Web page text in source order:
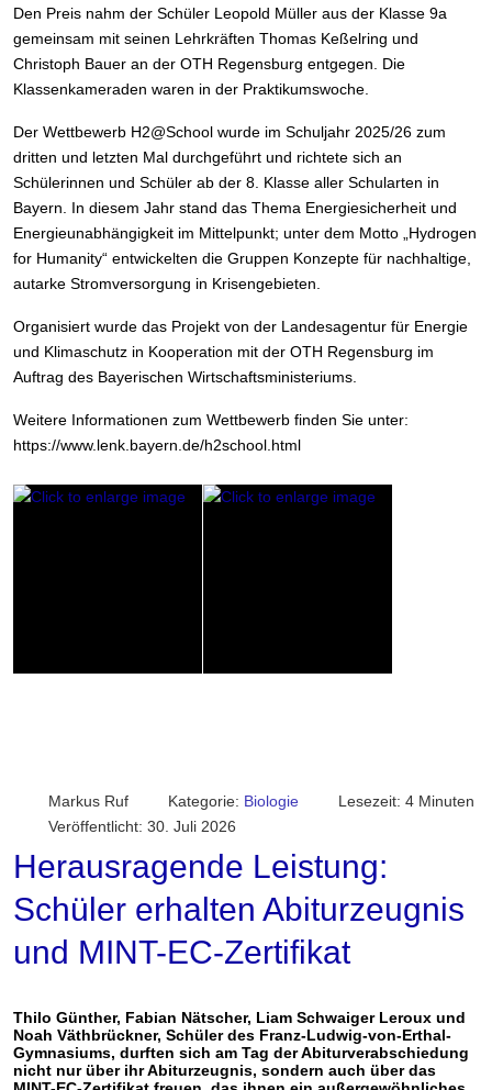
Den Preis nahm der Schüler Leopold Müller aus der Klasse 9a
gemeinsam mit seinen Lehrkräften Thomas Keßelring und
Christoph Bauer an der OTH Regensburg entgegen. Die
Klassenkameraden waren in der Praktikumswoche.
Der Wettbewerb H2@School wurde im Schuljahr 2025/26 zum
dritten und letzten Mal durchgeführt und richtete sich an
Schülerinnen und Schüler ab der 8. Klasse aller Schularten in
Bayern. In diesem Jahr stand das Thema Energiesicherheit und
Energieunabhängigkeit im Mittelpunkt; unter dem Motto „Hydrogen
for Humanity“ entwickelten die Gruppen Konzepte für nachhaltige,
autarke Stromversorgung in Krisengebieten.
Organisiert wurde das Projekt von der Landesagentur für Energie
und Klimaschutz in Kooperation mit der OTH Regensburg im
Auftrag des Bayerischen Wirtschaftsministeriums.
Weitere Informationen zum Wettbewerb finden Sie unter:
https://www.lenk.bayern.de/h2school.html
Markus Ruf Kategorie: Biologie
Lesezeit: 4 Minuten
Veröffentlicht: 30. Juli 2026
Herausragende Leistung:
Schüler erhalten Abiturzeugnis
und MINT-EC-Zertifikat
Thilo Günther, Fabian Nätscher, Liam Schwaiger Leroux und
Noah Väthbrückner, Schüler des Franz-Ludwig-von-Erthal-
Gymnasiums, durften sich am Tag der Abiturverabschiedung
nicht nur über ihr Abiturzeugnis, sondern auch über das